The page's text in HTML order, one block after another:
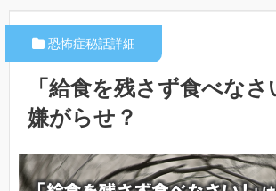
恐怖症秘話詳細
「給食を残さず食べなさ
嫌がらせ？